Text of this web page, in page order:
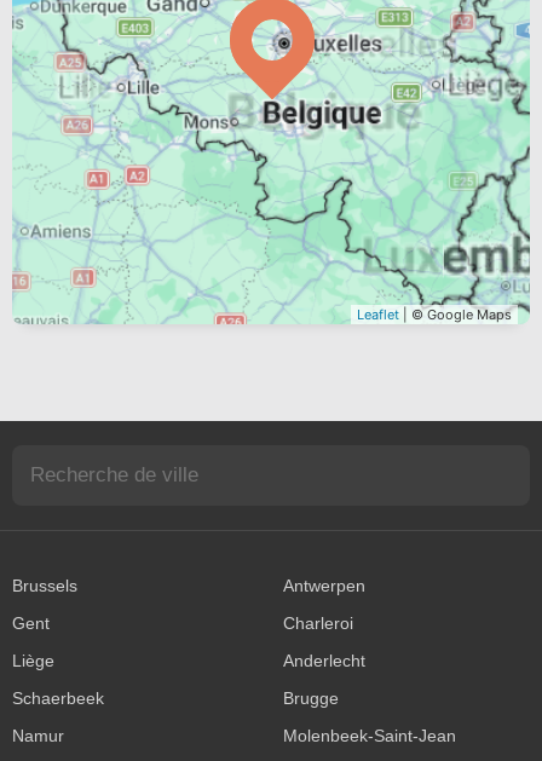
Leaflet | © Google Maps
Brussels
Antwerpen
Gent
Charleroi
Liège
Anderlecht
Schaerbeek
Brugge
Namur
Molenbeek-Saint-Jean